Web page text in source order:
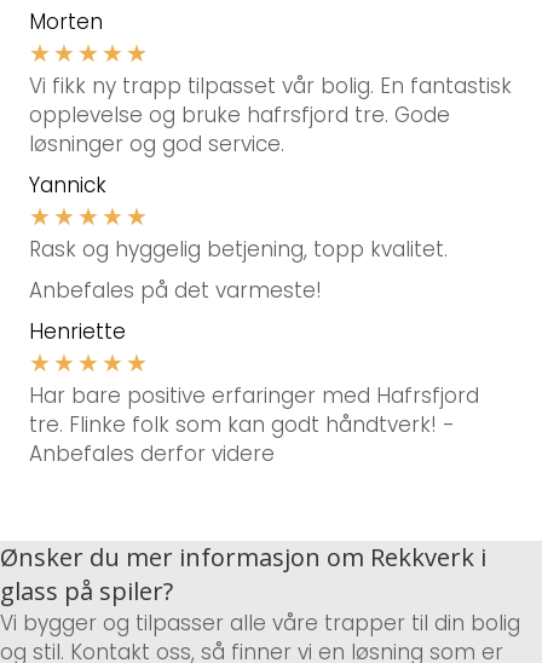
Morten
★★★★★
Vi fikk ny trapp tilpasset vår bolig. En fantastisk
opplevelse og bruke hafrsfjord tre. Gode
løsninger og god service.
Yannick
★★★★★
Rask og hyggelig betjening, topp kvalitet.
Anbefales på det varmeste!
Henriette
★★★★★
Har bare positive erfaringer med Hafrsfjord
tre. Flinke folk som kan godt håndtverk! -
Anbefales derfor videre
Ønsker du mer informasjon om Rekkverk i
glass på spiler?
Vi bygger og tilpasser alle våre trapper til din bolig
og stil. Kontakt oss, så finner vi en løsning som er